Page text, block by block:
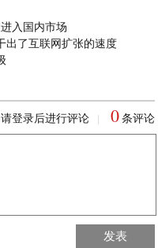
入国内市场
出了互联网扩张的速度
请登录后进行评论 0 条评论
发表